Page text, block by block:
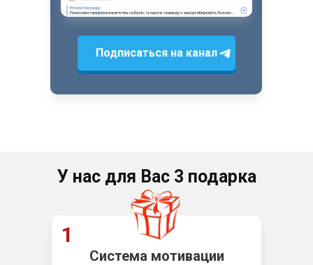
Подписаться на канал
У нас для Вас 3 подарка
Система мотивации
1